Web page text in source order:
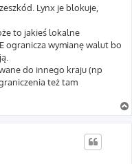
Lynx je blokuje,
to jakieś lokalne
ogranicza wymianę walut bo
do innego kraju (np
też tam